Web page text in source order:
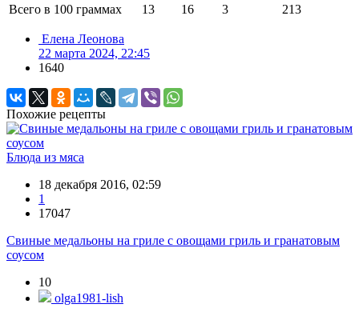
Всего в 100 граммах
13 16 3 213
Елена Леонова
22 марта 2024, 22:45
1640
Похожие рецепты
Блюда из мяса
18 декабря 2016, 02:59
1
17047
Свиные медальоны на гриле с овощами гриль и гранатовым
соусом
10
olga1981-lish